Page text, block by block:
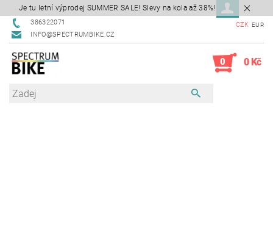
Je tu letní výprodej SUMMER SALE! Slevy na kola až 38%!
386322071
INFO@SPECTRUMBIKE.CZ
CZK EUR
0 0 Kč